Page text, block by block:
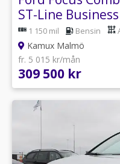
ST-Line
1 150 mil Bensin
Kamux Malmö
fr. 5 015 kr/mån
309 500 kr